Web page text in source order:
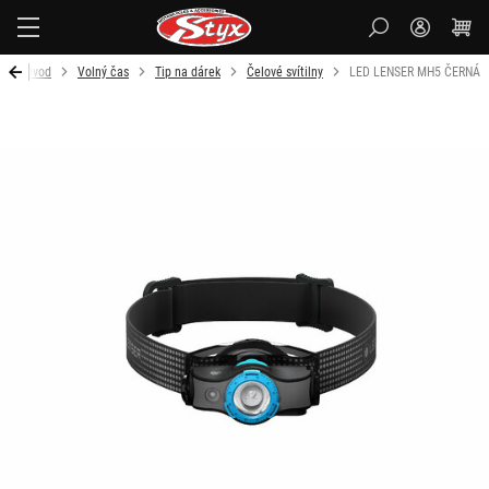
Úvod Volný čas Tip na dárek Čelové svítilny LED LENSER MH5 ČERNÁ